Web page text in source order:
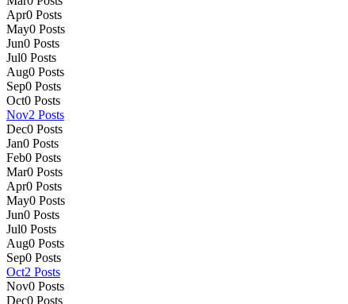
Apr0 Posts
May0 Posts
Jun0 Posts
Jul0 Posts
Aug0 Posts
Sep0 Posts
Oct0 Posts
Nov2 Posts
Dec0 Posts
Jan0 Posts
Feb0 Posts
Mar0 Posts
Apr0 Posts
May0 Posts
Jun0 Posts
Jul0 Posts
Aug0 Posts
Sep0 Posts
Oct2 Posts
Nov0 Posts
Dec0 Posts